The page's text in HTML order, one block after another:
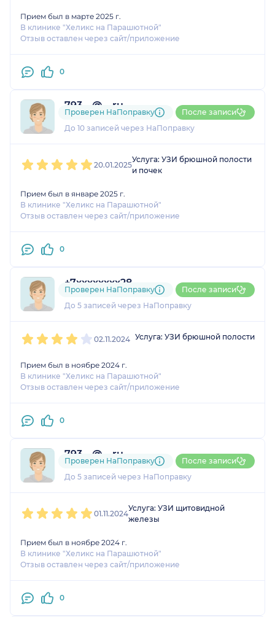
Прием был в марте 2025 г.
В клинике "Хеликс на Парашютной"
Отзыв оставлен через сайт/приложение
0
793....@....ru
2 оценки
До 10 записей через НаПоправку
Проверен НаПоправку После записи
20.01.2025
Услуга: УЗИ брюшной полости
и почек
Прием был в январе 2025 г.
В клинике "Хеликс на Парашютной"
Отзыв оставлен через сайт/приложение
0
+7xxxxxxxx28
5 отзывов и1 оценка
До 5 записей через НаПоправку
Проверен НаПоправку После записи
02.11.2024 Услуга: УЗИ брюшной полости
Прием был в ноябре 2024 г.
В клинике "Хеликс на Парашютной"
Отзыв оставлен через сайт/приложение
0
793....@....ru
1 отзыви2 оценки
До 5 записей через НаПоправку
Проверен НаПоправку После записи
01.11.2024
Услуга: УЗИ щитовидной
железы
Прием был в ноябре 2024 г.
В клинике "Хеликс на Парашютной"
Отзыв оставлен через сайт/приложение
0